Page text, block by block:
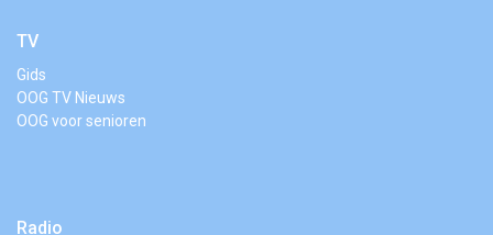
TV
Gids
OOG TV Nieuws
OOG voor senioren
Radio